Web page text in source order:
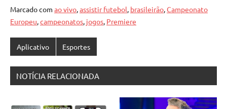
Marcado com ao vivo assistir futebol brasileirão Campeonato
Europeu campeonatos jogos Premiere
Aplicativo Esportes
NOTÍCIA RELACIONADA